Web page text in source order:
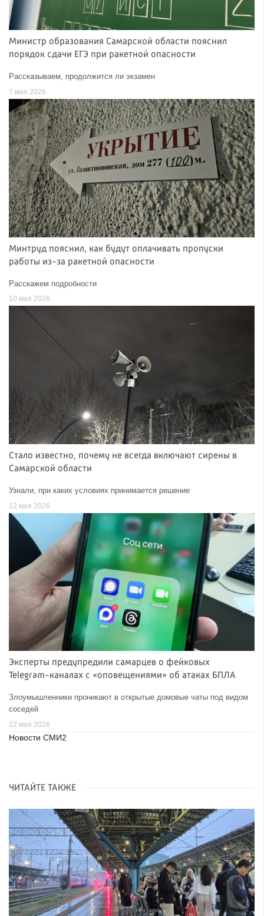
Министр образования Самарской области пояснил
порядок сдачи ЕГЭ при ракетной опасности
Рассказываем, продолжится ли экзамен
7 мая 2026
Минтруд пояснил, как будут оплачивать пропуски
работы из-за ракетной опасности
Расскажем подробности
10 мая 2026
Стало известно, почему не всегда включают сирены в
Самарской области
Узнали, при каких условиях принимается решение
12 мая 2026
Эксперты предупредили самарцев о фейковых
Telegram-каналах с «оповещениями» об атаках БПЛА
Злоумышленники проникают в открытые домовые чаты под видом
соседей
22 мая 2026
Новости СМИ2
ЧИТАЙТЕ ТАКЖЕ